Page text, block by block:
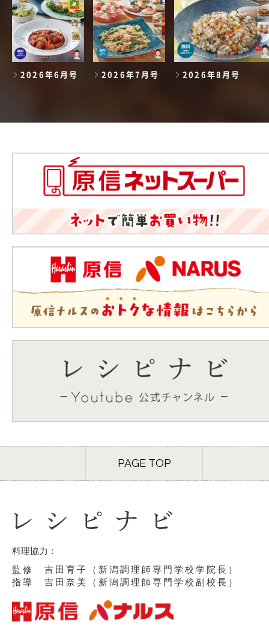
2026年6月号 2026年7月号 2026年8月号
PAGE TOP
料理協力：
監修 吉田育子（新潟調理師専門学校学院長）
指導 吉田奈美（新潟調理師専門学校副校長）